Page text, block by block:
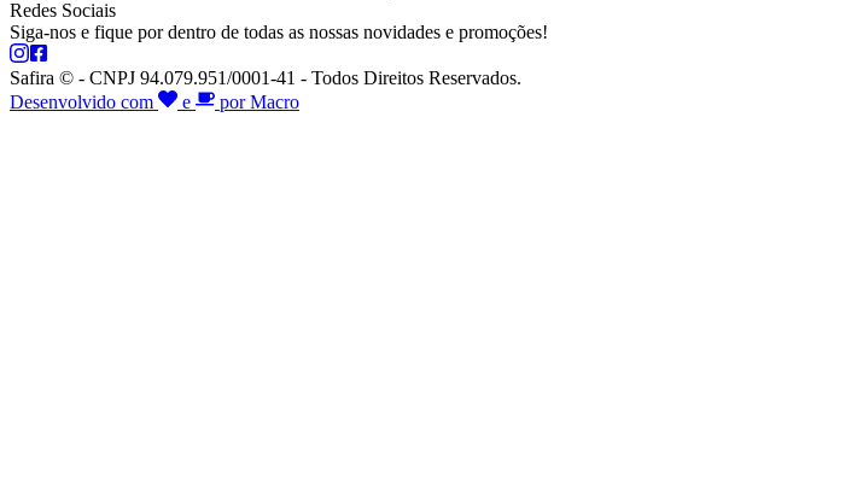
Redes Sociais
Siga-nos e fique por dentro de todas as nossas novidades e promoções!
Safira © - CNPJ 94.079.951/0001-41 - Todos Direitos Reservados.
Desenvolvido com
e por Macro